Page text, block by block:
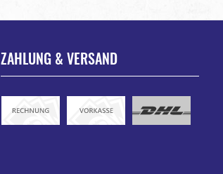
ZAHLUNG & VERSAND